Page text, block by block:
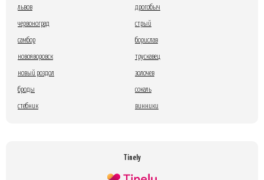
львов дрогобыч
червоноград стрый
самбор борислав
новояворовск трускавец
новый роздол золочев
броды сокаль
стебник винники
Tinely